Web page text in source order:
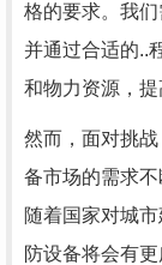
格的要求。我们
并通过合适的..
和物力资源，提
然而，面对挑
备市场的需求不
随着国家对城
防设备将会有